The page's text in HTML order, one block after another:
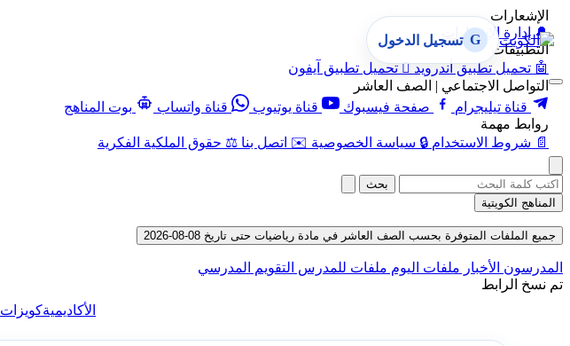
الإشعارات
🔔 إدارة الإشعارات
التطبيقات
🤖 تحميل تطبيق أندرويد  تحميل تطبيق آيفون
التواصل الاجتماعي | الصف العاشر
قناة تيليجرام
صفحة فيسبوك قناة يوتيوب قناة واتساب
بوت المناهج
روابط مهمة
📄 شروط الاستخدام 🔒 سياسة الخصوصية ✉️ اتصل بنا ⚖️ حقوق الملكية الفكرية
G تسجيل الدخول
بحث
المناهج الكويتية
جميع الملفات المتوفرة بحسب الصف العاشر في مادة رياضيات حتى تاريخ 08-08-2026
المدرسون الأخبار ملفات اليوم ملفات للمدرس التقويم المدرسي
تم نسخ الرابط
الأكاديميةكويزات